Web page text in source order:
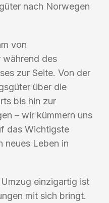
nach Norwegen
von
während des
zur Seite. Von der
über die
bis hin zur
– wir kümmern uns
das Wichtigste
neues Leben in
einzigartig ist
mit sich bringt.